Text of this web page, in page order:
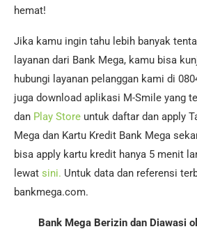
hemat!
Jika kamu ingin tahu lebih banyak
layanan dari Bank Mega, kamu bisa
hubungi layanan pelanggan kami di
juga download aplikasi M-Smile yang
dan Play Store untuk daftar dan apply
Mega dan Kartu Kredit Bank Mega
bisa apply kartu kredit hanya 5 menit
lewat sini. Untuk data dan referensi
bankmega.com.
Bank Mega Berizin dan Diawasi